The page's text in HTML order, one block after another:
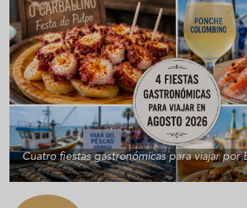
Cuatro fiestas gastronómicas para viajar por